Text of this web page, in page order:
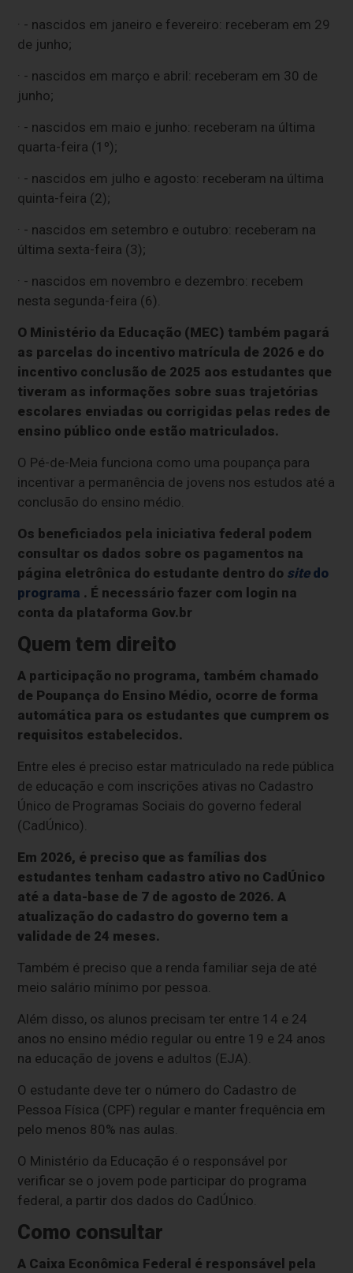
· - nascidos em janeiro e fevereiro: receberam em 29
de junho;
· - nascidos em março e abril: receberam em 30 de
junho;
· - nascidos em maio e junho: receberam na última
quarta-feira (1º);
· - nascidos em julho e agosto: receberam na última
quinta-feira (2);
· - nascidos em setembro e outubro: receberam na
última sexta-feira (3);
· - nascidos em novembro e dezembro: recebem
nesta segunda-feira (6).
O Ministério da Educação (MEC) também pagará
as parcelas do incentivo matrícula de 2026 e do
incentivo conclusão de 2025 aos estudantes que
tiveram as informações sobre suas trajetórias
escolares enviadas ou corrigidas pelas redes de
ensino público onde estão matriculados.
O Pé-de-Meia funciona como uma poupança para
incentivar a permanência de jovens nos estudos até a
conclusão do ensino médio.
Os beneficiados pela iniciativa federal podem
consultar os dados sobre os pagamentos na
página eletrônica do estudante dentro do sitedo
programa . É necessário fazer com login na
conta da plataforma Gov.br
Quem tem direito
A participação no programa, também chamado
de Poupança do Ensino Médio, ocorre de forma
automática para os estudantes que cumprem os
requisitos estabelecidos.
Entre eles é preciso estar matriculado na rede pública
de educação e com inscrições ativas no Cadastro
Único de Programas Sociais do governo federal
(CadÚnico).
Em 2026, é preciso que as famílias dos
estudantes tenham cadastro ativo no CadÚnico
até a data-base de 7 de agosto de 2026. A
atualização do cadastro do governo tem a
validade de 24 meses.
Também é preciso que a renda familiar seja de até
meio salário mínimo por pessoa.
Além disso, os alunos precisam ter entre 14 e 24
anos no ensino médio regular ou entre 19 e 24 anos
na educação de jovens e adultos (EJA).
O estudante deve ter o número do Cadastro de
Pessoa Física (CPF) regular e manter frequência em
pelo menos 80% nas aulas.
O Ministério da Educação é o responsável por
verificar se o jovem pode participar do programa
federal, a partir dos dados do CadÚnico.
Como consultar
A Caixa Econômica Federal é responsável pela